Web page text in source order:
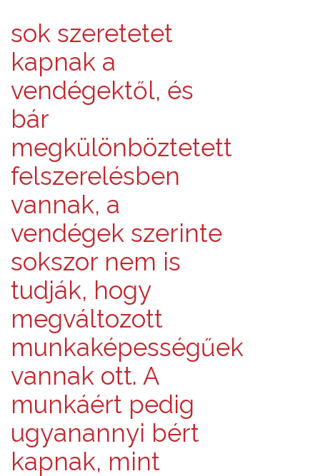
sok szeretetet
kapnak a
vendégektől, és
bár
megkülönböztetett
felszerelésben
vannak, a
vendégek szerinte
sokszor nem is
tudják, hogy
megváltozott
munkaképességűek
vannak ott. A
munkáért pedig
ugyanannyi bért
kapnak, mint